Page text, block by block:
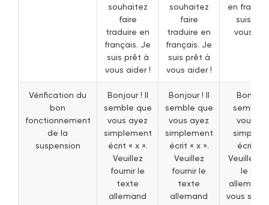
souhaitez
faire
traduire en
français. Je
suis prêt à
vous aider !
souhaitez
faire
traduire en
français. Je
suis prêt à
vous aider !
en
suis
vous
Vérification du
bon
fonctionnement
de la
suspension
Bonjour ! Il
semble que
vous ayez
simplement
écrit « x ».
Veuillez
fournir le
texte
allemand
Bonjour ! Il
semble que
vous ayez
simplement
écrit « x ».
Veuillez
fournir le
texte
allemand
Bonjour
semble
vous
écrit « x
Veuillez
le
allemand
vous